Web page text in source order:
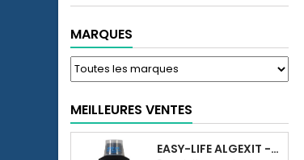
MARQUES
MEILLEURES VENTES
EASY-LIFE ALGEXIT - ANTI-ALGUES POUR AQUARIUM